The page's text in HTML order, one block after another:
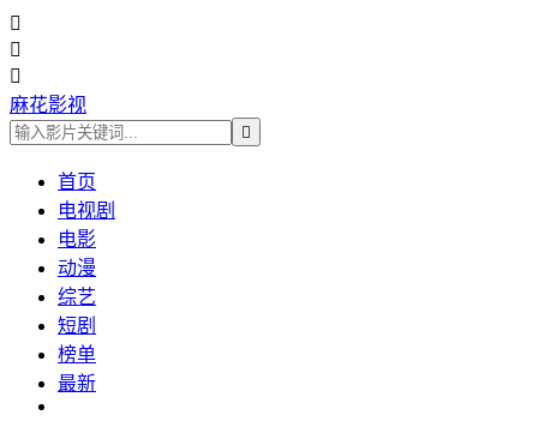



麻花影视

首页
电视剧
电影
动漫
综艺
短剧
榜单
最新